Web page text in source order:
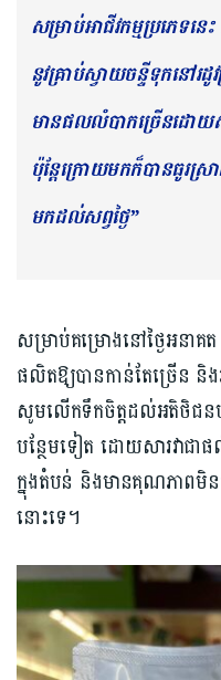
សម្រាប់អាជីវកម្មប្រភេទន
នូវគ្រាប់ស្វាយចន្ទីទុកនៅ
មានផលលំបាកច្រើនដោយស
ប៉ុន្តែក្រោយមកក៏បានធូរស្
មកដល់សព្វថ្ងៃ”
សម្រាប់គម្រោងនៅថ្ងៃអនា
ផលិតឱ្យបានកាន់តែច្រើន
សូមលើកទឹកចិត្តដល់អតិថិជនប
បន្ថែមទៀត ដោយសារវាជ
ក្នុងតំបន់ និងមានគុណភាព
នោះទេ។